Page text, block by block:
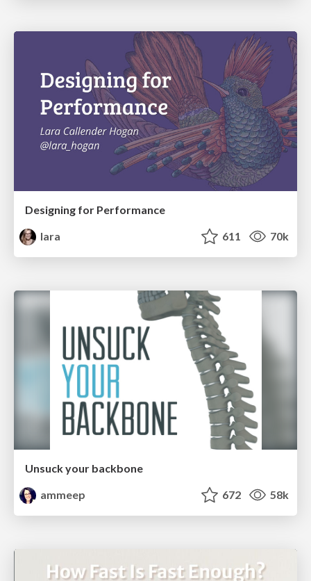
Designing for Performance
lara
611 70k
Unsuck your backbone
ammeep
672 58k